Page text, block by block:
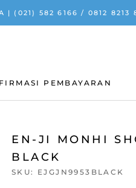
| (021) 582 6166 / 0812 8213
PEMBAYARAN
EN-JI MONHI
BLACK
SKU: EJGJN9953BLACK